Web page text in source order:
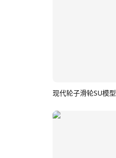
现代轮子滑轮SU模型